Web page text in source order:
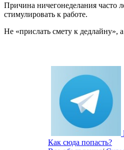
Причина ничегонеделания часто
стимулировать к работе.
Не «прислать смету к дедлайну»,
Как сюда попасть?